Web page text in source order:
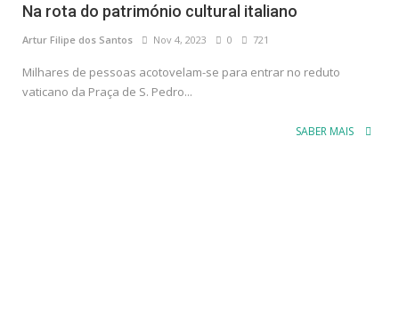
Na rota do património cultural italiano
Artur Filipe dos Santos Nov 4, 2023 0 721
Milhares de pessoas acotovelam-se para entrar no reduto
vaticano da Praça de S. Pedro...
SABER MAIS